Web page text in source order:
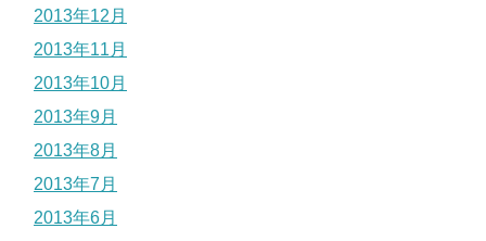
2013年12月
2013年11月
2013年10月
2013年9月
2013年8月
2013年7月
2013年6月